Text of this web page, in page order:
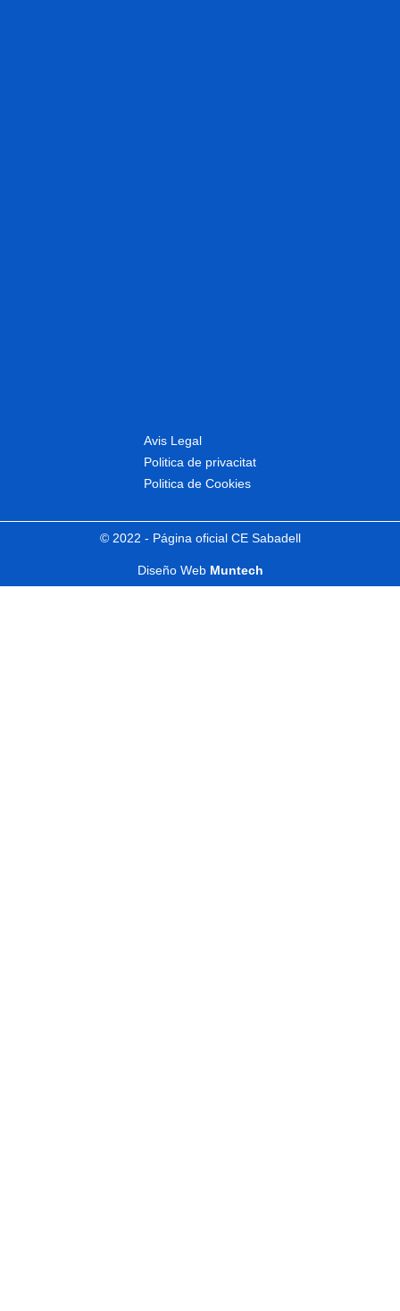
Avis Legal
Politica de privacitat
Politica de Cookies
© 2022 - Página oficial CE Sabadell
Diseño Web Muntech